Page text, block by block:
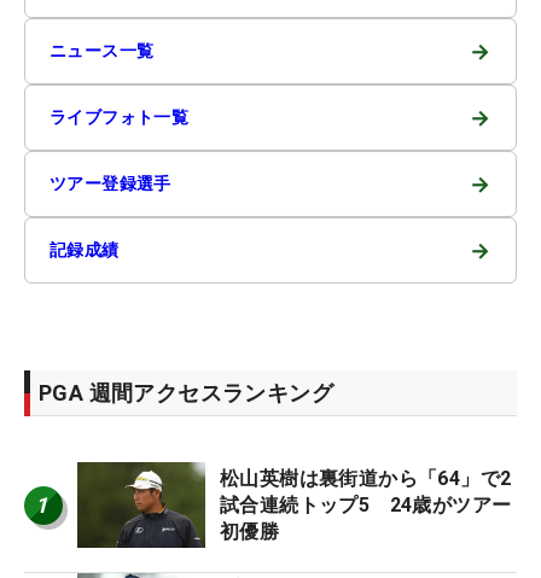
ニュース一覧 →
ライブフォト一覧 →
ツアー登録選手 →
記録成績 →
PGA 週間アクセスランキング
1
松山英樹は裏街道から「64」で2
試合連続トップ5 24歳がツアー
初優勝